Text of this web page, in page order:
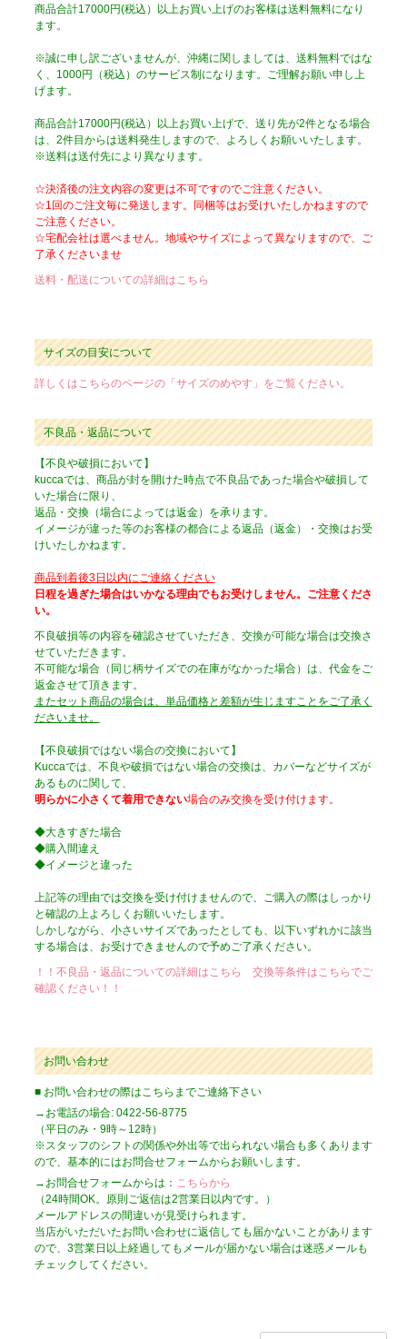
商品合計17000円(税込）以上お買い上げのお客様は送料無料になり
ます。
※誠に申し訳ございませんが、沖縄に関しましては、送料無料ではな
く、1000円（税込）のサービス制になります。ご理解お願い申し上
げます。
商品合計17000円(税込）以上お買い上げで、送り先が2件となる場合
は、2件目からは送料発生しますので、よろしくお願いいたします。
※送料は送付先により異なります。
☆決済後の注文内容の変更は不可ですのでご注意ください。
☆1回のご注文毎に発送します。同梱等はお受けいたしかねますので
ご注意ください。
☆宅配会社は選べません。地域やサイズによって異なりますので、ご
了承くださいませ
送料・配送についての詳細はこちら
サイズの目安について
詳しくはこちらのページの「サイズのめやす」をご覧ください。
不良品・返品について
【不良や破損において】
kuccaでは、商品が封を開けた時点で不良品であった場合や破損して
いた場合に限り、
返品・交換（場合によっては返金）を承ります。
イメージが違った等のお客様の都合による返品（返金）・交換はお受
けいたしかねます。
商品到着後3日以内にご連絡ください
日程を過ぎた場合はいかなる理由でもお受けしません。ご注意くださ
い。
不良破損等の内容を確認させていただき、交換が可能な場合は交換さ
せていただきます。
不可能な場合（同じ柄サイズでの在庫がなかった場合）は、代金をご
返金させて頂きます。
またセット商品の場合は、単品価格と差額が生じますことをご了承く
ださいませ。
【不良破損ではない場合の交換において】
Kuccaでは、不良や破損ではない場合の交換は、カバーなどサイズが
あるものに関して、
明らかに小さくて着用できない場合のみ交換を受け付けます。
◆大きすぎた場合
◆購入間違え
◆イメージと違った
上記等の理由では交換を受け付けませんので、ご購入の際はしっかり
と確認の上よろしくお願いいたします。
しかしながら、小さいサイズであったとしても、以下いずれかに該当
する場合は、お受けできませんので予めご了承ください。
！！不良品・返品についての詳細はこちら 交換等条件はこちらでご
確認ください！！
お問い合わせ
■ お問い合わせの際はこちらまでご連絡下さい
→お電話の場合: 0422-56-8775
（平日のみ・9時～12時）
※スタッフのシフトの関係や外出等で出られない場合も多くあります
ので、基本的にはお問合せフォームからお願いします。
→お問合せフォームからは： こちらから
（24時間OK。原則ご返信は2営業日以内です。）
メールアドレスの間違いが見受けられます。
当店がいただいたお問い合わせに返信しても届かないことがあります
ので、3営業日以上経過してもメールが届かない場合は迷惑メールも
チェックしてください。